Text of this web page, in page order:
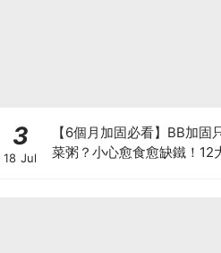
3
18 Jul
【6個月加固必看】BB加固
菜粥？小心愈食愈缺鐵！12